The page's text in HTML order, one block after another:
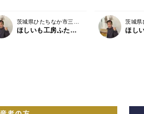
茨城県ひたちなか市三反田
ほしいも工房ふたかわ